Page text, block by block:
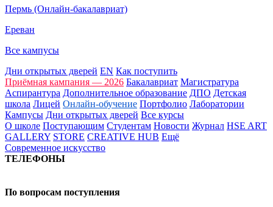
Пермь (Онлайн-бакалавриат)
Ереван
Все кампусы
Дни открытых дверей EN Как поступить
Приёмная кампания — 2026 Бакалавриат Магистратура
Аспирантура Дополнительное образование ДПО Детская
школа Лицей Онлайн-обучение Портфолио Лаборатории
Кампусы Дни открытых дверей Все курсы
О школе Поступающим Студентам Новости Журнал HSE ART
GALLERY STORE CREATIVE HUB Ещё
Современное искусство
ТЕЛЕФОНЫ
По вопросам поступления